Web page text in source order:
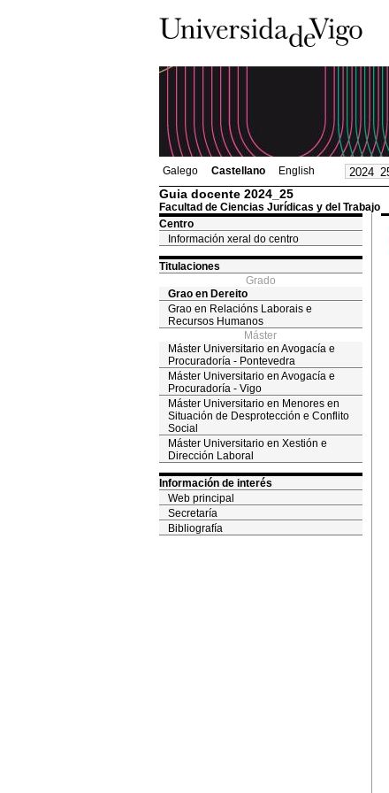
Galego Castellano English
Guia docente 2024_25
Facultad de Ciencias Jurídicas y del Trabajo
Centro
Información xeral do centro
Titulaciones
Grado
Grao en Dereito
Grao en Relacións Laborais e
Recursos Humanos
Máster
Máster Universitario en Avogacía e
Procuradoría - Pontevedra
Máster Universitario en Avogacía e
Procuradoría - Vigo
Máster Universitario en Menores en
Situación de Desprotección e Conflito
Social
Máster Universitario en Xestión e
Dirección Laboral
Información de interés
Web principal
Secretaría
Bibliografía